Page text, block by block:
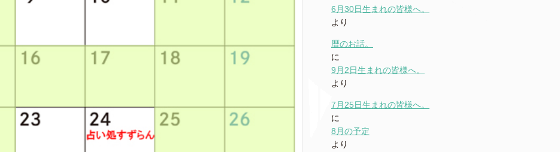
6月30日生まれの皆様へ。
より
暦のお話。
に
9月2日生まれの皆様へ。
より
7月25日生まれの皆様へ。
に
8月の予定
より